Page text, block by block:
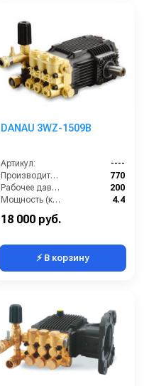
DANAU 3WZ-1509B
Артикул:
----
Производительность (л/ч):
770
Рабочее давление (бар):
200
Мощность (кВт):
4.4
18 000 руб.
⚡ В корзину